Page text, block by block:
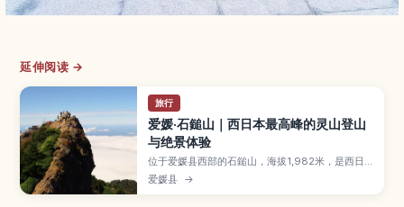
延伸阅读 →
旅行
爱媛·石鎚山｜西日本最高峰的灵山登山
与绝景体验
位于爱媛县西部的石鎚山，海拔1,982米，是西日
本最高峰，也是自古以来的山岳信仰圣地。文章介
绍搭乘缆车抵达成就社一带的轻松步道，到配有铁
爱媛县 →